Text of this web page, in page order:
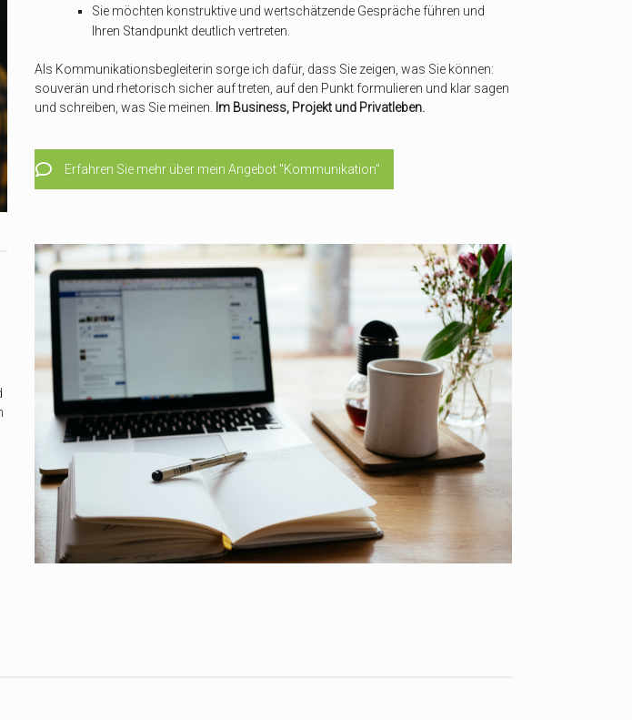
Sie möchten konstruktive und wertschätzende Gespräche führen und
Ihren Standpunkt deutlich vertreten.
Als Kommunikationsbegleiterin sorge ich dafür, dass Sie zeigen, was Sie können:
souverän und rhetorisch sicher auf treten, auf den Punkt formulieren und klar sagen
und schreiben, was Sie meinen. Im Business, Projekt und Privatleben.
Erfahren Sie mehr über mein Angebot "Kommunikation"